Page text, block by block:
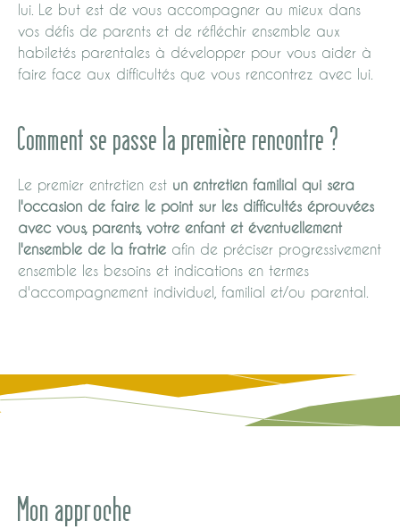
lui. Le but est de vous accompagner au mieux dans
vos défis de parents et de réfléchir ensemble aux
habiletés parentales à développer pour vous aider à
faire face aux difficultés que vous rencontrez avec lui.
Comment se passe la première rencontre ?
Le premier entretien est un entretien familial qui sera
l'occasion de faire le point sur les difficultés éprouvées
avec vous, parents, votre enfant et éventuellement
l'ensemble de la fratrie afin de préciser progressivement
ensemble les besoins et indications en termes
d'accompagnement individuel, familial et/ou parental.
Mon approche